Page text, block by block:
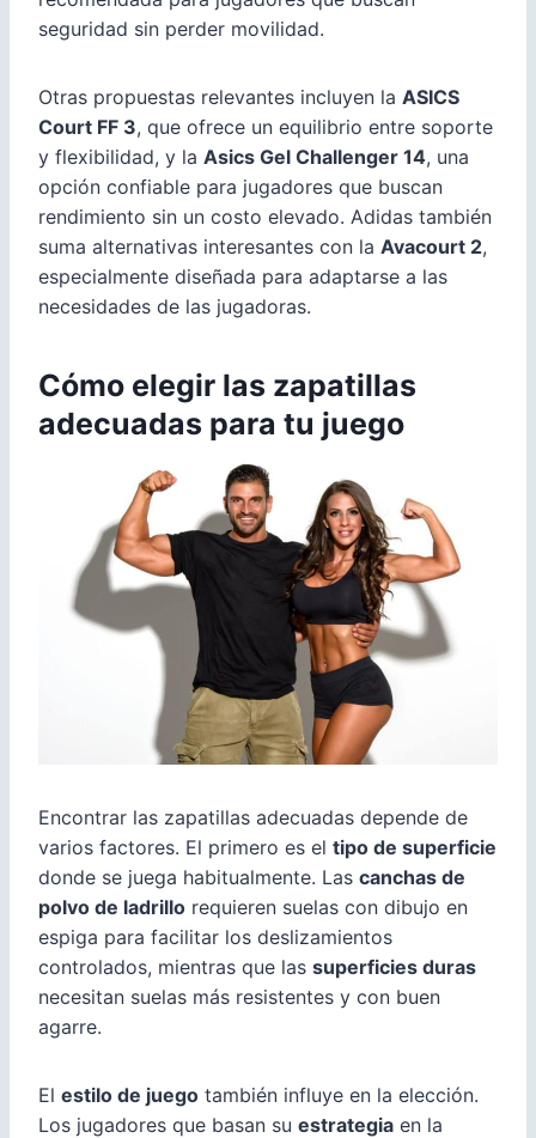
seguridad sin perder movilidad.
Otras propuestas relevantes incluyen la ASICS
Court FF 3, que ofrece un equilibrio entre soporte
y flexibilidad, y la Asics Gel Challenger 14, una
opción confiable para jugadores que buscan
rendimiento sin un costo elevado. Adidas también
suma alternativas interesantes con la Avacourt 2,
especialmente diseñada para adaptarse a las
necesidades de las jugadoras.
Cómo elegir las zapatillas
adecuadas para tu juego
Encontrar las zapatillas adecuadas depende de
varios factores. El primero es el tipo de superficie
donde se juega habitualmente. Las canchas de
polvo de ladrillo requieren suelas con dibujo en
espiga para facilitar los deslizamientos
controlados, mientras que las superficies duras
necesitan suelas más resistentes y con buen
agarre.
El estilo de juego también influye en la elección.
Los jugadores que basan su estrategia en la